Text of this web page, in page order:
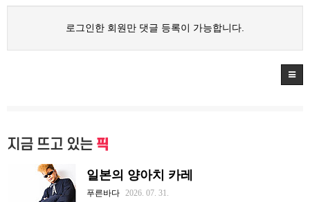
로그인한 회원만 댓글 등록이 가능합니다.
지금 뜨고 있는 픽
일본의 양아치 카레
푸른바다 2026. 07. 31.